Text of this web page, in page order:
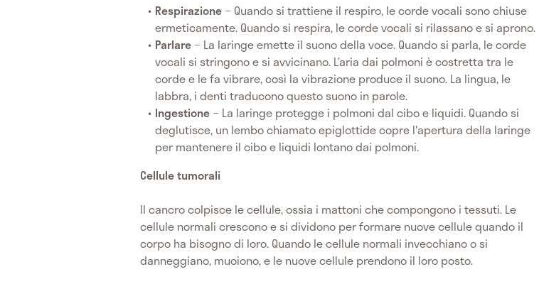
Respirazione− Quando si trattiene il respiro, le corde vocali sono chiuse
ermeticamente. Quando si respira, le corde vocali si rilassano e si aprono.
Parlare− La laringe emette il suono della voce. Quando si parla, le corde
vocali si stringono e si avvicinano. L’aria dai polmoni è costretta tra le
corde e le fa vibrare, così la vibrazione produce il suono. La lingua, le
labbra, i denti traducono questo suono in parole.
Ingestione− La laringe protegge i polmoni dal cibo e liquidi. Quando si
deglutisce, un lembo chiamato epiglottide copre l'apertura della laringe
per mantenere il cibo e liquidi lontano dai polmoni.
Cellule tumorali
Il cancro colpisce le cellule, ossia i mattoni che compongono i tessuti. Le
cellule normali crescono e si dividono per formare nuove cellule quando il
corpo ha bisogno di loro. Quando le cellule normali invecchiano o si
danneggiano, muoiono, e le nuove cellule prendono il loro posto.